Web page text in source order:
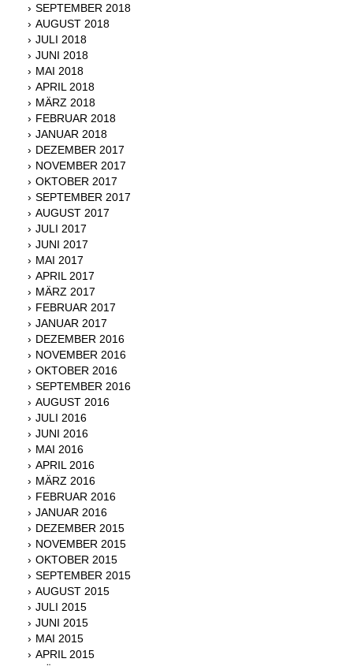
SEPTEMBER 2018
AUGUST 2018
JULI 2018
JUNI 2018
MAI 2018
APRIL 2018
MÄRZ 2018
FEBRUAR 2018
JANUAR 2018
DEZEMBER 2017
NOVEMBER 2017
OKTOBER 2017
SEPTEMBER 2017
AUGUST 2017
JULI 2017
JUNI 2017
MAI 2017
APRIL 2017
MÄRZ 2017
FEBRUAR 2017
JANUAR 2017
DEZEMBER 2016
NOVEMBER 2016
OKTOBER 2016
SEPTEMBER 2016
AUGUST 2016
JULI 2016
JUNI 2016
MAI 2016
APRIL 2016
MÄRZ 2016
FEBRUAR 2016
JANUAR 2016
DEZEMBER 2015
NOVEMBER 2015
OKTOBER 2015
SEPTEMBER 2015
AUGUST 2015
JULI 2015
JUNI 2015
MAI 2015
APRIL 2015